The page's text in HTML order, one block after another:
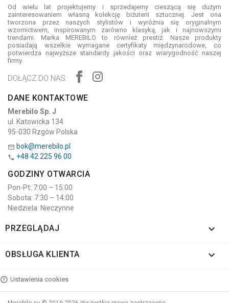
Od wielu lat projektujemy i sprzedajemy cieszącą się dużym
zainteresowaniem własną kolekcję biżuterii sztucznej. Jest ona
tworzona przez naszych stylistów i wyróżnia się oryginalnym
wzornictwem, inspirowanym zarówno klasyką, jak i najnowszymi
trendami. Marka MEREBILO to również prestiż. Nasze produkty
posiadają wszelkie wymagane certyfikaty międzynarodowe, co
potwierdza najwyższe standardy jakości oraz wiarygodność naszej
firmy.
DOŁĄCZ DO NAS:
DANE KONTAKTOWE
Merebilo Sp. J
ul. Katowicka 134
95-030 Rzgów Polska
 bok@merebilo.pl
 +48 42 225 96 00
GODZINY OTWARCIA
Pon-Pt: 7:00 – 15:00
Sobota: 7:30 – 14:00
Niedziela: Nieczynne
PRZEGLĄDAJ 
OBSŁUGA KLIENTA 
Ustawienia cookies